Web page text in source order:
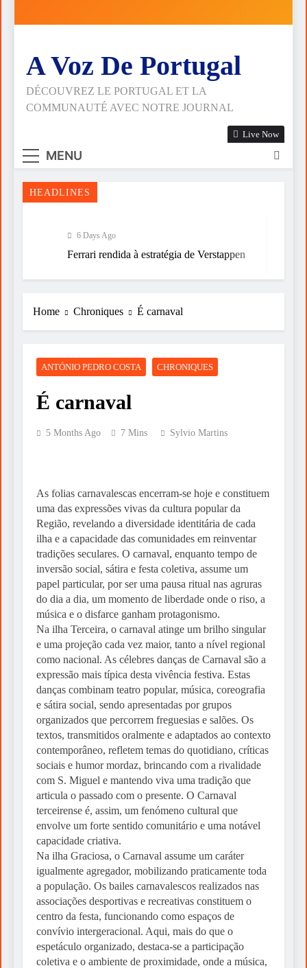
A Voz De Portugal
DÉCOUVREZ LE PORTUGAL ET LA
COMMUNAUTÉ AVEC NOTRE JOURNAL
MENU
Live Now
HEADLINES
6 Days Ago
Ferrari rendida à estratégia de Verstappen
Do Sonho à Vitória
A FALÁCIA DA TÁTICA DE OPOR
ESPIRITUALIDADE A RELIGIÃO
1 Week Ago
Já estamos a chegar ao final dos Prémio das
Quinas
1 Week Ago
E A PALESTINA? PARA QUANDO A
VISITA DE LEÃO XIV À PALESTINA?
1 Week Ago
Meditação por oração centrante
Heranças sem Fronteiras: Qual a Lei
Aplicável?
2 Weeks Ago
Fórmula 1: Kimi Antonelli regressa às
vitórias em Spa e reforça liderança
Home Chroniques É carnaval
ANTÓNIO PEDRO COSTA CHRONIQUES
É carnaval
5 Months Ago 7 Mins Sylvio Martins
As folias carnavalescas encerram-se hoje e constituem
uma das expressões vivas da cultura popular da
Região, revelando a diversidade identitária de cada
ilha e a capacidade das comunidades em reinventar
tradições seculares. O carnaval, enquanto tempo de
inversão social, sátira e festa coletiva, assume um
papel particular, por ser uma pausa ritual nas agruras
do dia a dia, um momento de liberdade onde o riso, a
música e o disfarce ganham protagonismo.
Na ilha Terceira, o carnaval atinge um brilho singular
e uma projeção cada vez maior, tanto a nível regional
como nacional. As célebres danças de Carnaval são a
expressão mais típica desta vivência festiva. Estas
danças combinam teatro popular, música, coreografia
e sátira social, sendo apresentadas por grupos
organizados que percorrem freguesias e salões. Os
textos, transmitidos oralmente e adaptados ao contexto
contemporâneo, refletem temas do quotidiano, críticas
sociais e humor mordaz, brincando com a rivalidade
com S. Miguel e mantendo viva uma tradição que
articula o passado com o presente. O Carnaval
terceirense é, assim, um fenómeno cultural que
envolve um forte sentido comunitário e uma notável
capacidade criativa.
Na ilha Graciosa, o Carnaval assume um caráter
igualmente agregador, mobilizando praticamente toda
a população. Os bailes carnavalescos realizados nas
associações desportivas e recreativas constituem o
centro da festa, funcionando como espaços de
convívio intergeracional. Aqui, mais do que o
espetáculo organizado, destaca-se a participação
coletiva e o ambiente de proximidade, onde a música,